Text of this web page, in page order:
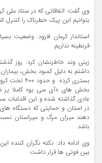
وی گفت: اتفاقاتی که در ستاد ملی
بتوانیم این پیک خطرناک را کنترل
استاندار کرمان افزود: وضعیت
قرنطینه نداریم.
زینی وند خاطرنشان کرد: روز
داشتم به دلیل کمبود بخش، بیماران
بستری
بخش های «آی سی یو» کاملا پر
عادی گذاشته شده و این اقدامات
در استان و حمایتی که دستگاه
دهند میزان مرگ و میراستان
باشد.
وی ادامه داد: نکته نگران کننده
بین فوتی ها قرار داشت.